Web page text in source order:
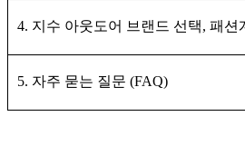
4. 지수 아웃도어 브랜드 선택, 패션
5. 자주 묻는 질문 (FAQ)